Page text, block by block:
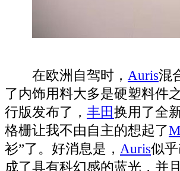
在欧洲自驾时， Auris混
了内饰用料大多是硬塑料件
行版发布了， 丰田换用了全
格栅让我不由自主的想起了
衫”了。好消息是， Auris似
成了具有科幻感的蓝光，并